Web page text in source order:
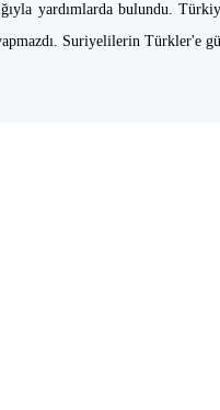
yardımlarda bulundu.
Suriyelilerin Türkler'e